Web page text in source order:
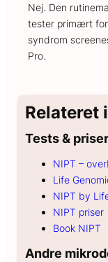
Nej. Den
tester primært for
syndrom
Pro.
Relateret
Tests & priser
NIPT –
Life
NIPT by
NIPT priser
Book NIPT
Andre